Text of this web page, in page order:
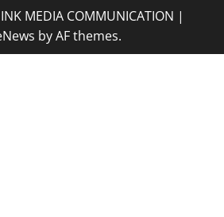
MEDIA COMMUNICATION |
by AF themes.